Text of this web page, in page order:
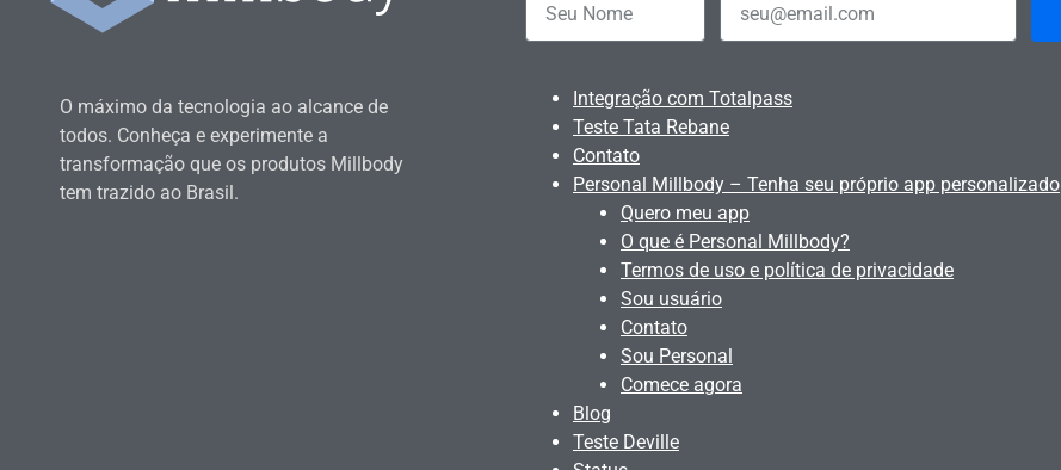
O máximo da tecnologia ao alcance de
todos. Conheça e experimente a
transformação que os produtos Millbody
tem trazido ao Brasil.
Integração com Totalpass
Teste Tata Rebane
Contato
Personal Millbody – Tenha seu próprio app personalizado
Quero meu app
O que é Personal Millbody?
Termos de uso e política de privacidade
Sou usuário
Contato
Sou Personal
Comece agora
Blog
Teste Deville